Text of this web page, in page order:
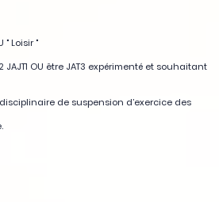
" Loisir "
OU être JAT3 expérimenté et souhaitant
de suspension d’exercice des